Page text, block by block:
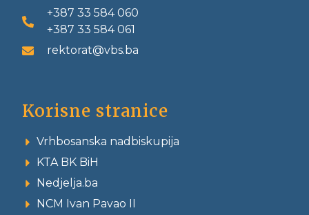
+387 33 584 060
+387 33 584 061
rektorat@vbs.ba
Korisne stranice
Vrhbosanska nadbiskupija
KTA BK BiH
Nedjelja.ba
NCM Ivan Pavao II